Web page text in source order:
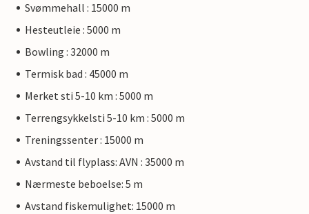
Svømmehall : 15000 m
Hesteutleie : 5000 m
Bowling : 32000 m
Termisk bad : 45000 m
Merket sti 5-10 km : 5000 m
Terrengsykkelsti 5-10 km : 5000 m
Treningssenter : 15000 m
Avstand til flyplass: AVN : 35000 m
Nærmeste beboelse: 5 m
Avstand fiskemulighet: 15000 m